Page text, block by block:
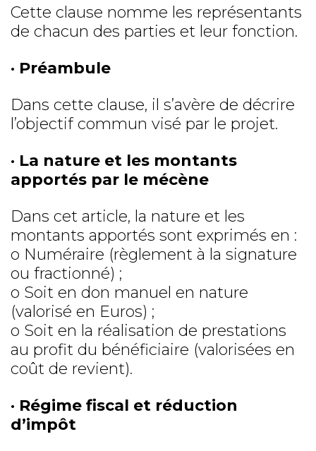
Cette clause nomme les représentants
de chacun des parties et leur fonction.
· Préambule
Dans cette clause, il s’avère de décrire
l’objectif commun visé par le projet.
· La nature et les montants
apportés par le mécène
Dans cet article, la nature et les
montants apportés sont exprimés en :
o Numéraire (règlement à la signature
ou fractionné) ;
o Soit en don manuel en nature
(valorisé en Euros) ;
o Soit en la réalisation de prestations
au profit du bénéficiaire (valorisées en
coût de revient).
· Régime fiscal et réduction
d’impôt